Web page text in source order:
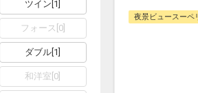
ツイン 1
フォース 0]
ダブル 1
和洋室 0
夜景ビュースーペ